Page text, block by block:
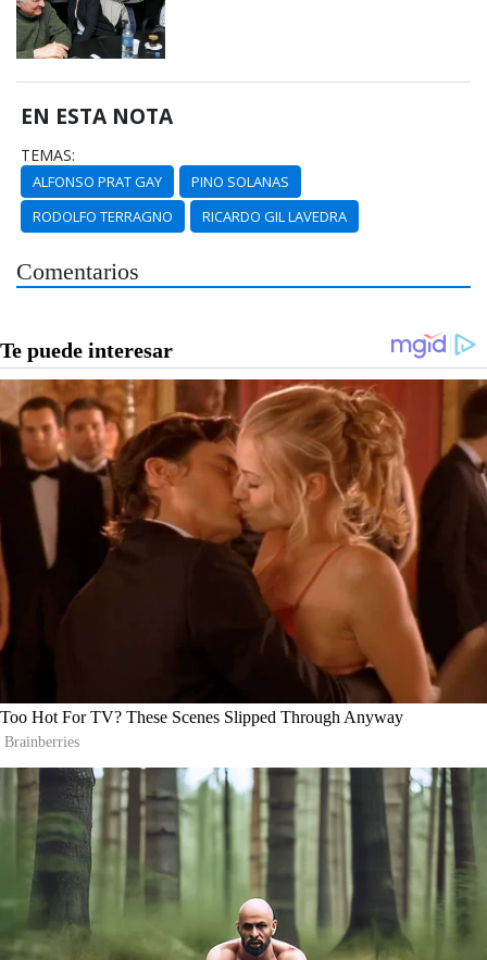
EN ESTA NOTA
TEMAS:
ALFONSO PRAT GAY
PINO SOLANAS
RODOLFO TERRAGNO
RICARDO GIL LAVEDRA
Comentarios